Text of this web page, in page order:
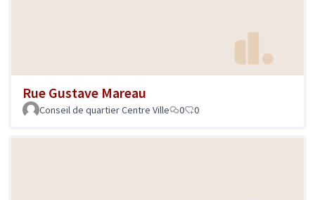
Rue Gustave Mareau
Conseil de quartier Centre Ville 0 0